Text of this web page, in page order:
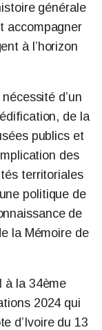
générale
accompagner
à l’horizon
d’un
de la
publics et
des
territoriales
politique de
de
la Mémoire de
à la 34ème
2024 qui
d’Ivoire du 13